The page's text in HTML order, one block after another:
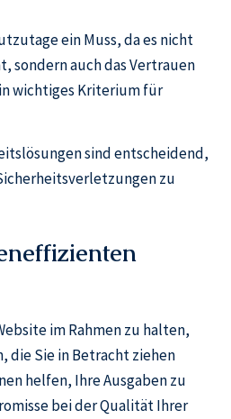
ein Muss, da es nicht
sondern auch das Vertrauen
wichtiges Kriterium für
sind entscheidend,
zu
im Rahmen zu halten,
die Sie in Betracht ziehen
helfen, Ihre Ausgaben zu
bei der Qualität Ihrer